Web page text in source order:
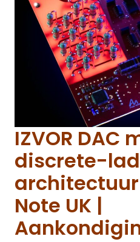
IZVOR DAC
discrete-
Note UK |